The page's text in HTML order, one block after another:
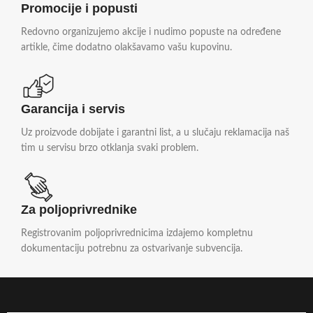
Promocije i popusti
Redovno organizujemo akcije i nudimo popuste na određene
artikle, čime dodatno olakšavamo vašu kupovinu.
Garancija i servis
Uz proizvode dobijate i garantni list, a u slučaju reklamacija naš
tim u servisu brzo otklanja svaki problem.
Za poljoprivrednike
Registrovanim poljoprivrednicima izdajemo kompletnu
dokumentaciju potrebnu za ostvarivanje subvencija.